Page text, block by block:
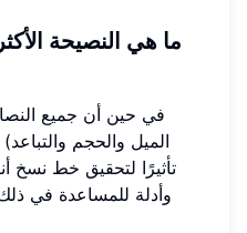
ما هي النصيحة
في حين أن جميع
الميل والحجم
تأثيرًا لتحقيق خط نسخ
وأدلة للمساعدة في